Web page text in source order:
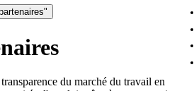
du marché du travail en